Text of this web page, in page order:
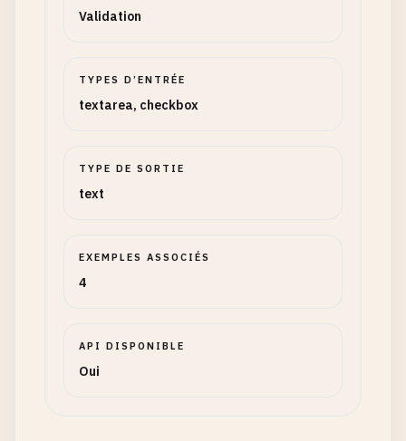
Validation
TYPES D’ENTRÉE
textarea, checkbox
TYPE DE SORTIE
text
EXEMPLES ASSOCIÉS
4
API DISPONIBLE
Oui